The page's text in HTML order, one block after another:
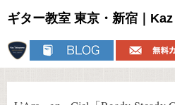
ギター教室 東京・新宿｜